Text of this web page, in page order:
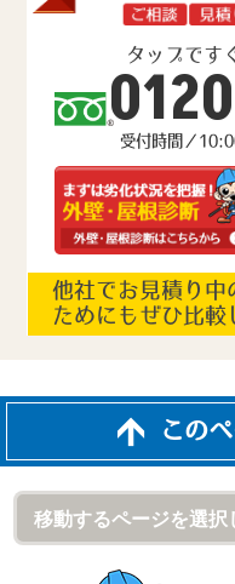
タップです
受付時間／
他社でお見積り中
ためにもぜひ比較
この